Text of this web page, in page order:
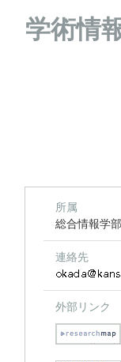
学術情
所属
総合情報学
連絡先
外部リンク